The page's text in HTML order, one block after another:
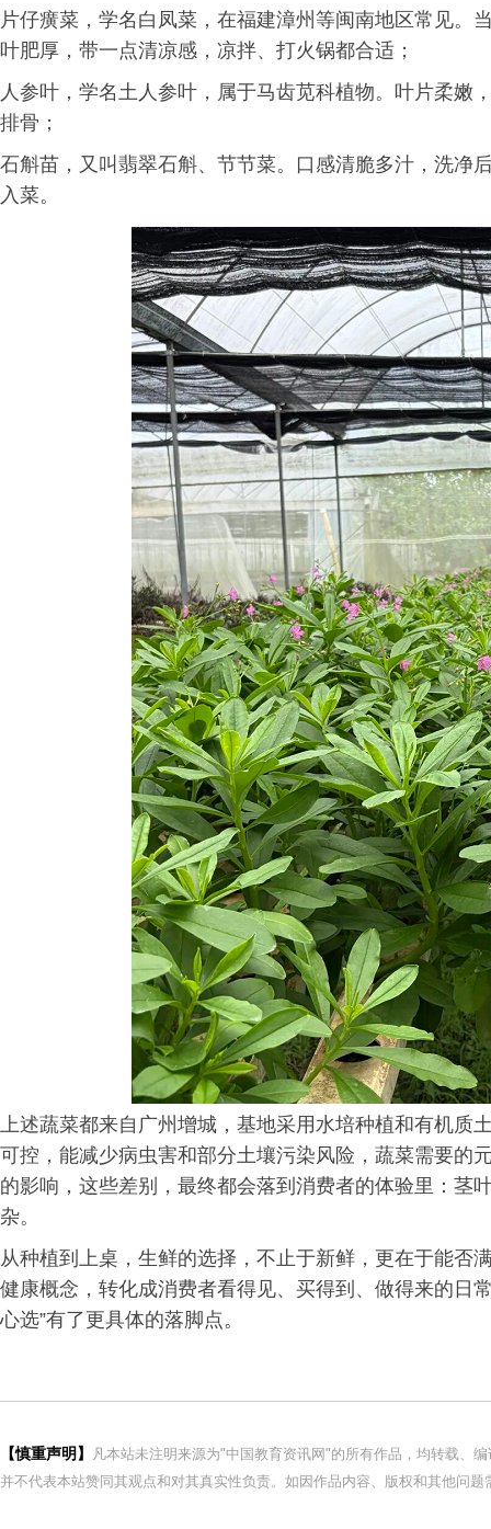
片仔癀菜，学名白凤菜，在福建漳州等闽南地区常见。
叶肥厚，带一点清凉感，凉拌、打火锅都合适；
人参叶，学名土人参叶，属于马齿苋科植物。叶片柔嫩
排骨；
石斛苗，又叫翡翠石斛、节节菜。口感清脆多汁，洗净
入菜。
上述蔬菜都来自广州增城，基地采用水培种植和有机质
可控，能减少病虫害和部分土壤污染风险，蔬菜需要的
的影响，这些差别，最终都会落到消费者的体验里：茎
杂。
从种植到上桌，生鲜的选择，不止于新鲜，更在于能否
健康概念，转化成消费者看得见、买得到、做得来的日
心选”有了更具体的落脚点。
【慎重声明】
凡本站未注明来源为"中国教育资讯网"的所有作品，均转载、
并不代表本站赞同其观点和对其真实性负责。如因作品内容、版权和其他问